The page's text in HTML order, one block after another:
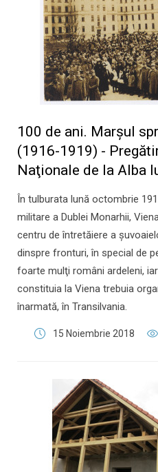
100 de ani. Marşul
(1916-1919) -
Naţionale de la Alba
​În tulburata lună octombrie
militare a Dublei Monarhii,
centru de întretăiere a
dinspre fronturi, în special de
foarte mulţi români ardeleni,
constituia la Viena trebuia
înarmată, în Transilvania.
15 Noiembrie 2018